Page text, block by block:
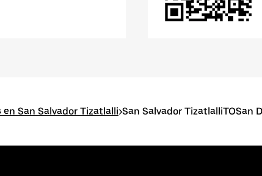
San Salvador Tizatlalli>San Salvador TizatlalliTOSan